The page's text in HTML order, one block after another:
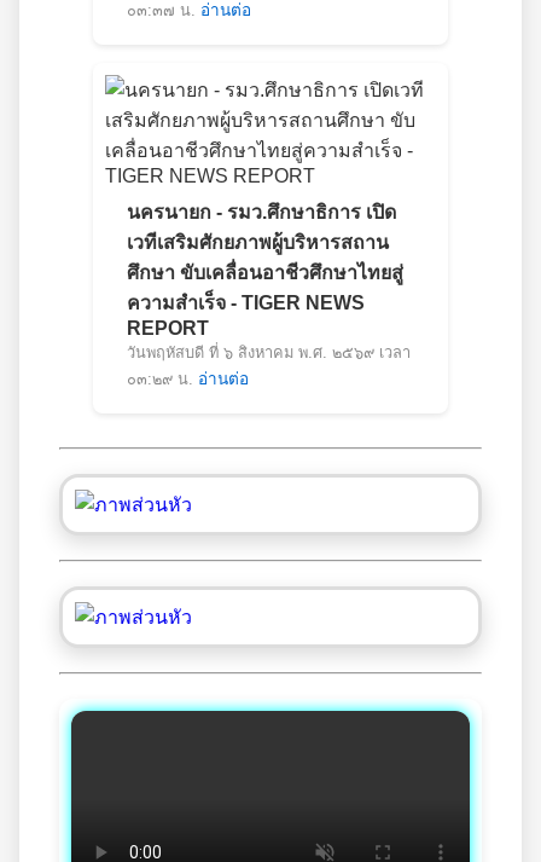
๐๓:๓๗ น. อ่านต่อ
นครนายก - รมว.ศึกษาธิการ เปิด
เวทีเสริมศักยภาพผู้บริหารสถาน
ศึกษา ขับเคลื่อนอาชีวศึกษาไทยสู่
ความสำเร็จ - TIGER NEWS
REPORT
วันพฤหัสบดี ที่ ๖ สิงหาคม พ.ศ. ๒๕๖๙ เวลา
๐๓:๒๙ น. อ่านต่อ